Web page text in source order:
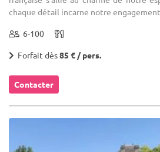
chaque détail incarne notre engagement
6-100
Forfait dès85 € / pers.
Contacter